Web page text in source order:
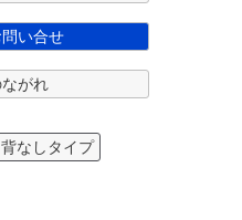
い合せ
がれ
背なしタイプ